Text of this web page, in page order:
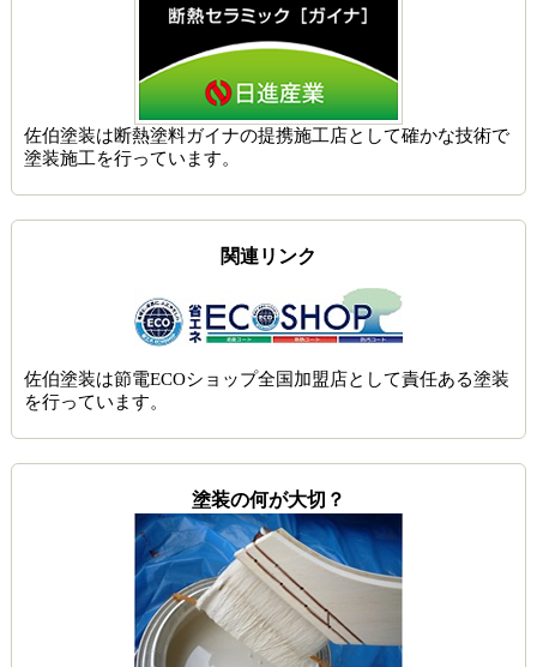
佐伯塗装は断熱塗料ガイナの提携施工店として確かな技術で
塗装施工を行っています。
関連リンク
佐伯塗装は節電ECOショップ全国加盟店として責任ある塗装
を行っています。
塗装の何が大切？